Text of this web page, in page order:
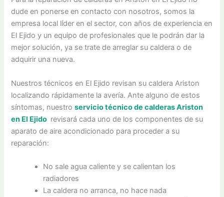
dude en ponerse en contacto con nosotros, somos la
empresa local líder en el sector, con años de experiencia en
El Ejido y un equipo de profesionales que le podrán dar la
mejor solución, ya se trate de arreglar su caldera o de
adquirir una nueva.
Nuestros técnicos en El Ejido revisan su caldera Ariston
localizando rápidamente la avería. Ante alguno de estos
síntomas, nuestroservicio técnico de calderas Ariston
en El Ejido revisará cada uno de los componentes de su
aparato de aire acondicionado para proceder a su
reparación:
No sale agua caliente y se calientan los
radiadores
La caldera no arranca, no hace nada